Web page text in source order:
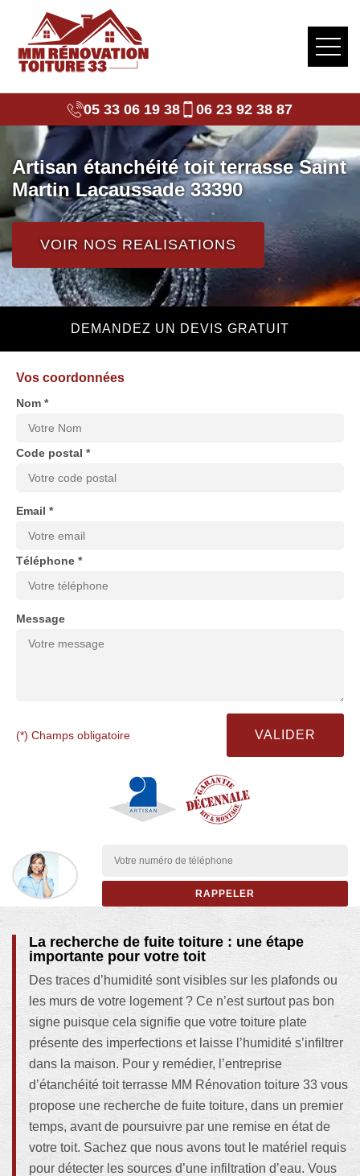
05 33 06 19 38 06 23 92 38 87
Artisan étanchéité toit terrasse Saint
Martin Lacaussade 33390
VOIR NOS REALISATIONS
DEMANDEZ UN DEVIS GRATUIT
Vos coordonnées
Nom *
Code postal *
Email *
Téléphone *
Message
(*) Champs obligatoire
La recherche de fuite toiture : une étape
importante pour votre toit
Des traces d’humidité sont visibles sur les plafonds ou
les murs de votre logement ? Ce n’est surtout pas bon
signe puisque cela signifie que votre toiture plate
présente des imperfections et laisse l’humidité s’infiltrer
dans la maison. Pour y remédier, l’entreprise
d’étanchéité toit terrasse MM Rénovation toiture 33 vous
propose une recherche de fuite toiture, dans un premier
temps, avant de poursuivre par une remise en état de
votre toit. Sachez que nous avons tout le matériel requis
pour détecter les sources d’une infiltration d’eau. Vous